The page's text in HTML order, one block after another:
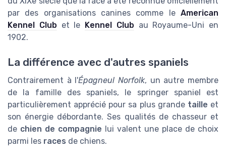
par des organisations canines comme le American
Kennel Club et le Kennel Club au Royaume-Uni en
1902.
La différence avec d'autres spaniels
Contrairement à l'Épagneul Norfolk, un autre membre
de la famille des spaniels, le springer spaniel est
particulièrement apprécié pour sa plus grande taille et
son énergie débordante. Ses qualités de chasseur et
de chien de compagnie lui valent une place de choix
parmi les races de chiens.